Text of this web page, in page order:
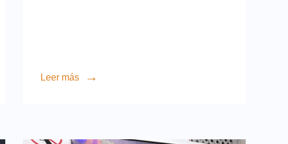
Leer más